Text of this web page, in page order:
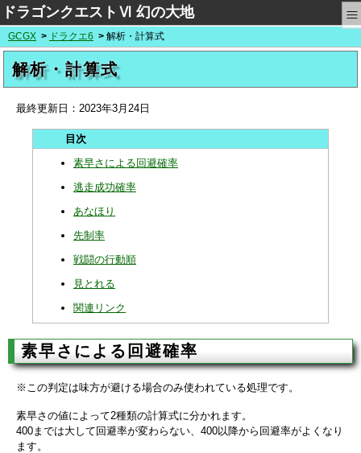
ドラゴンクエストⅥ 幻の大地 ≡
GCGX ドラクエ6 解析・計算式
解析・計算式
最終更新日： 2023年3月24日
素早さによる回避確率
逃走成功確率
あなほり
先制率
戦闘の行動順
見とれる
関連リンク
素早さによる回避確率
※この判定は味方が避ける場合のみ使われている処理です。
素早さの値によって2種類の計算式に分かれます。
400までは大して回避率が変わらない、400以降から回避率がよくなり
ます。